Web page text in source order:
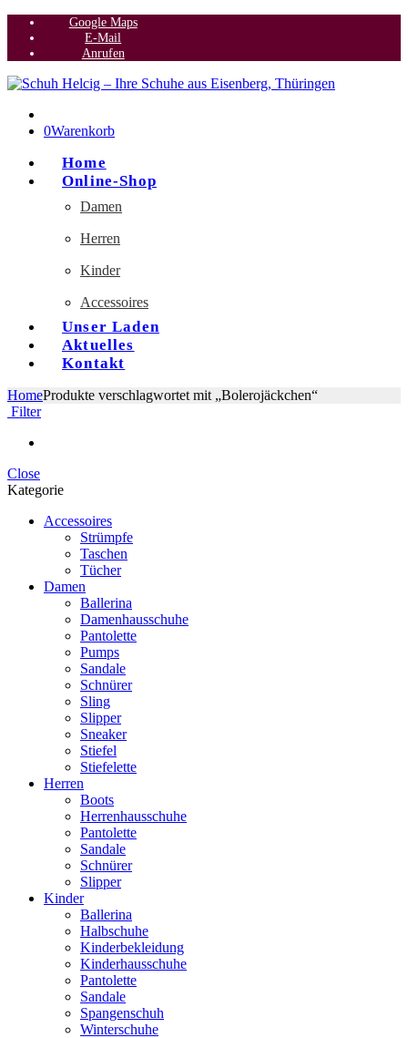
Google Maps
E-Mail
Anrufen
0Warenkorb
Home
Online-Shop
Damen
Herren
Kinder
Accessoires
Unser Laden
Aktuelles
Kontakt
HomeProdukte verschlagwortet mit „Bolerojäckchen“
Filter
Close
Kategorie
Accessoires
Strümpfe
Taschen
Tücher
Damen
Ballerina
Damenhausschuhe
Pantolette
Pumps
Sandale
Schnürer
Sling
Slipper
Sneaker
Stiefel
Stiefelette
Herren
Boots
Herrenhausschuhe
Pantolette
Sandale
Schnürer
Slipper
Kinder
Ballerina
Halbschuhe
Kinderbekleidung
Kinderhausschuhe
Pantolette
Sandale
Spangenschuh
Winterschuhe